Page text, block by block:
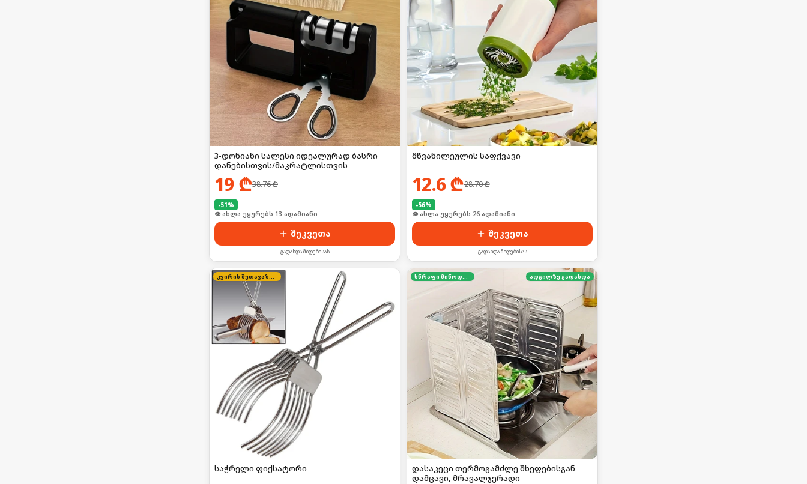
3-დონიანი სალესი იდეალურად ბასრი
დანებისთვის/მაკრატლისთვის
19₾38.76₾
-51%
👁 ახლა უყურებს 13 ადამიანი
შეკვეთა
გადახდა მიღებისას
მწვანილეულის საფქვავი
12.6₾28.70₾
-56%
👁 ახლა უყურებს 26 ადამიანი
შეკვეთა
გადახდა მიღებისას
კვირის შეთავაზება
საჭრელი ფიქსატორი
სწრაფი მიწოდება ადგილზე გადახდა
დასაკეცი თერმოგამძლე შხეფებისგან
დამცავი, მრავალჯერადი